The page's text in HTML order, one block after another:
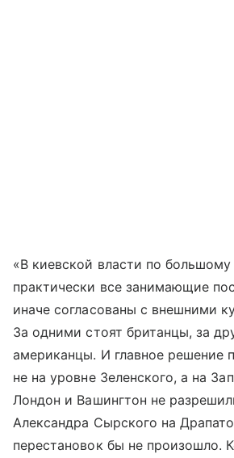
«В киевской власти по большому
практически все занимающие
иначе согласованы с внешними
За одними стоят британцы, за
американцы. И главное решение
не на уровне Зеленского, а на
Лондон и Вашингтон не
Александра Сырского на
перестановок бы не произошло.